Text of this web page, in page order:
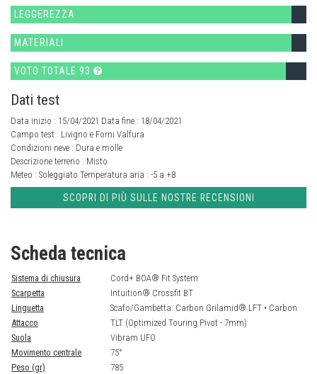
LEGGEREZZA
MATERIALI
VOTO TOTALE 93
Dati test
Data inizio : 15/04/2021 Data fine : 18/04/2021
Campo test : Livigno e Forni Valfura
Condizioni neve : Dura e molle
Descrizione terreno : Misto
Meteo : Soleggiato Temperatura aria : -5 a +8
SCOPRI DI PIÙ SULLE NOSTRE RECENSIONI
Scheda tecnica
Sistema di chiusura
Cord+ BOA® Fit System
Scarpetta
Intuition® Crossfit BT
Linguetta
Scafo/Gambetta: Carbon Grilamid® LFT • Carbon
Attacco
TLT (Optimized Touring Pivot - 7mm)
Suola
Vibram UFO
Movimento centrale
75°
Peso (gr)
785